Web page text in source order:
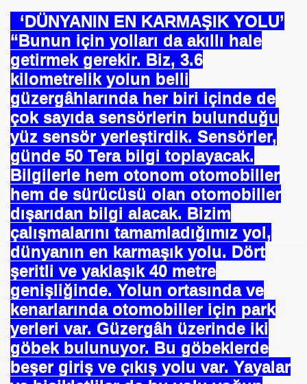
‘DÜNYANIN EN KARMAŞIK YOLU’
“Bunun için yolları da akıllı hale
getirmek gerekir. Biz, 3.6
kilometrelik yolun belli
güzergâhlarında her biri içinde de
çok sayıda sensörlerin bulunduğu
yüz sensör yerleştirdik. Sensörler,
günde 50 Tera bilgi toplayacak.
Bilgilerle hem otonom otomobiller
hem de sürücüsü olan otomobiller
dışarıdan bilgi alacak. Bizim
çalışmalarını tamamladığımız yol,
dünyanın en karmaşık yolu. Dört
şeritli ve yaklaşık 40 metre
genişliğinde. Yolun ortasında ve
kenarlarında otomobiller için park
yerleri var. Güzergâh üzerinde iki
göbek bulunuyor. Bu göbeklerde
beşer giriş ve çıkış yolu var. Yayalar
SERVİS ARAÇ YAŞ TŞK MESAJIMIZ
Yaptığım Konuşma